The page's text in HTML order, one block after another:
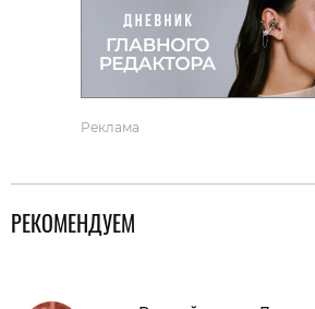
Реклама
РЕКОМЕНДУЕМ